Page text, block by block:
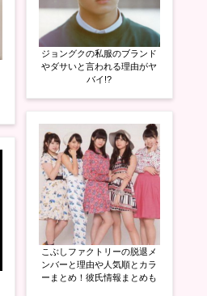
ジョングクの私服のブランド
やダサいと言われる理由がヤ
バイ!?
こぶしファクトリーの脱退メ
ンバーと理由や人気順とカラ
ーまとめ！彼氏情報まとめも